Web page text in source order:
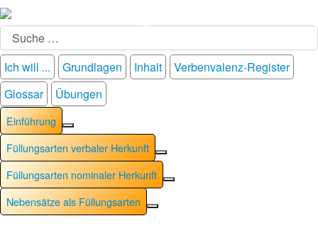
Suchen
Ich will ... Grundlagen Inhalt
Verbenvalenz-Register
Glossar
Übungen
Einführung
Weitere Informationen: Einführung
Füllungsarten verbaler Herkunft
Weitere Informationen:
Füllungsarten nominaler Herkunft
Weitere Informationen:
Nebensätze als Füllungsarten
Weitere Informationen: